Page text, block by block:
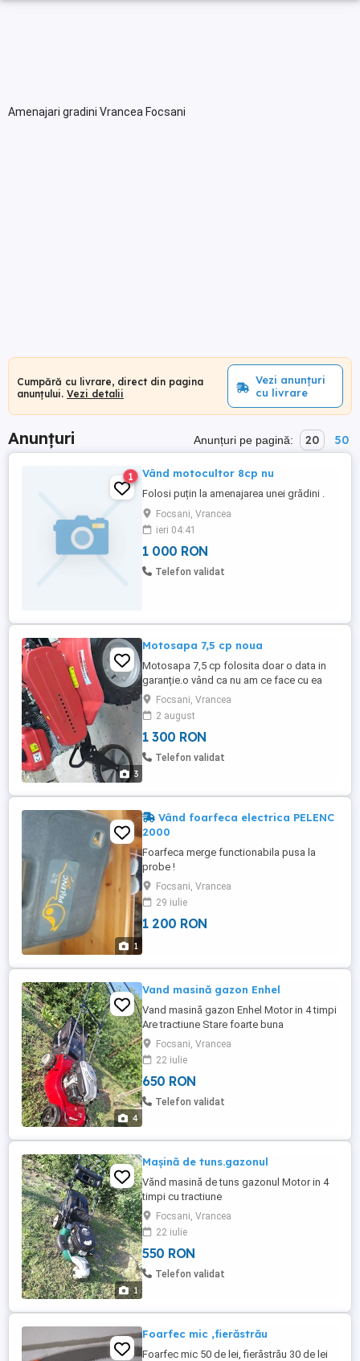
Amenajari gradini Vrancea Focsani
Cumpără cu livrare, direct din pagina
anunțului. Vezi detalii
Vezi anunțuri
cu livrare
Anunțuri Anunțuri pe pagină: 20 50
1 Vând motocultor 8cp nu
Folosi puțin la amenajarea unei grădini .
Focsani, Vrancea
ieri 04:41
1 000 RON
Telefon validat
3
Motosapa 7,5 cp noua
Motosapa 7,5 cp folosita doar o data in
garanție.o vând ca nu am ce face cu ea
Focsani, Vrancea
2 august
1 300 RON
Telefon validat
1
Vând foarfeca electrica PELENC
2000
Foarfeca merge functionabila pusa la
probe !
Focsani, Vrancea
29 iulie
1 200 RON
4
Vand masină gazon Enhel
Vand masină gazon Enhel Motor in 4 timpi
Are tractiune Stare foarte buna
de.funcționare
Focsani, Vrancea
22 iulie
650 RON
Telefon validat
1
Mașină de tuns.gazonul
Vănd masină de tuns gazonul Motor in 4
timpi cu tractiune
Focsani, Vrancea
22 iulie
550 RON
Telefon validat
Foarfec mic ,fierăstrău
Foarfec mic 50 de lei, fierăstrău 30 de lei